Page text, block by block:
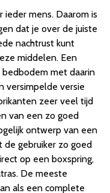
mens. Daarom is
dat je over de juiste
nachtrust kunt
middelen. Een
bedbodem met daarin
versimpelde versie
zeer veel tijd
van een zo goed
ontwerp van een
gebruiker zo goed
op een boxspring,
De meeste
als een complete